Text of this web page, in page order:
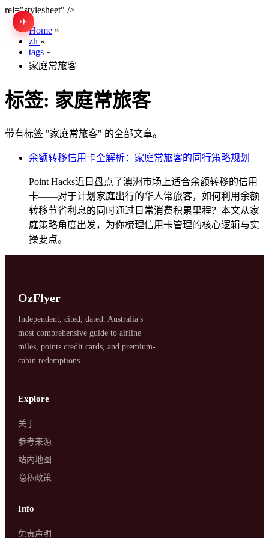
rel="stylesheet" />
✈
Home »
zh »
tags »
家庭常旅客
标签: 家庭常旅客
带有标签 "家庭常旅客" 的全部文章。
余额转移信用卡全解析：家庭常旅客的同行策略规划
Point Hacks近日盘点了澳洲市场上适合余额转移的信用
卡——对于计划家庭出行的华人常旅客，如何利用余额
转移节省利息的同时通过日常消费积累里程？本文从家
庭策略角度出发，为你梳理信用卡管理的核心逻辑与实
操要点。
OzFlyer
Independent, cited, dated. Australia's
most comprehensive guide to airline
miles, points credit cards, and premium-
cabin redemptions.
Explore
关于
参考来源
站内地图
隐私政策
Info
免责声明